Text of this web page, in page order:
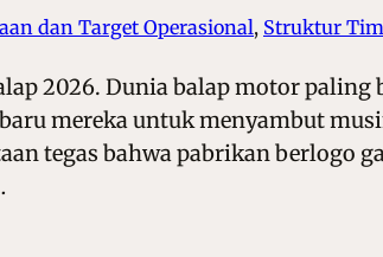
dan Target Operasional, Struktur
2026. Dunia balap motor paling
mereka untuk menyambut
tegas bahwa pabrikan berlogo